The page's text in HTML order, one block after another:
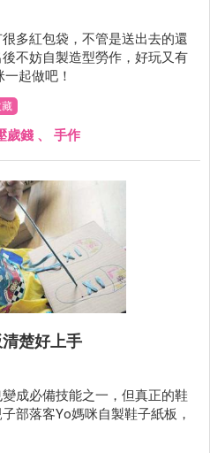
多紅包袋，不管是送出去的還
不妨自製造型勞作，好玩又有
起做吧！
歲錢 、 手作
楚好上手
成必備技能之一，但真正的鞋
部落客Yo媽咪自製鞋子紙板，